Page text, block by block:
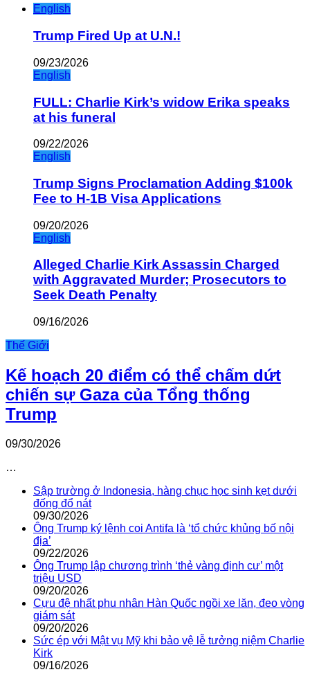
English
Trump Fired Up at U.N.!
09/23/2026
English
FULL: Charlie Kirk’s widow Erika speaks
at his funeral
09/22/2026
English
Trump Signs Proclamation Adding $100k
Fee to H-1B Visa Applications
09/20/2026
English
Alleged Charlie Kirk Assassin Charged
with Aggravated Murder; Prosecutors to
Seek Death Penalty
09/16/2026
Thế Giới
Kế hoạch 20 điểm có thể chấm dứt
chiến sự Gaza của Tổng thống
Trump
09/30/2026
…
Sập trường ở Indonesia, hàng chục học sinh kẹt dưới
đống đổ nát
09/30/2026
Ông Trump ký lệnh coi Antifa là ‘tổ chức khủng bố nội
địa’
09/22/2026
Ông Trump lập chương trình ‘thẻ vàng định cư’ một
triệu USD
09/20/2026
Cựu đệ nhất phu nhân Hàn Quốc ngồi xe lăn, đeo vòng
giám sát
09/20/2026
Sức ép với Mật vụ Mỹ khi bảo vệ lễ tưởng niệm Charlie
Kirk
09/16/2026